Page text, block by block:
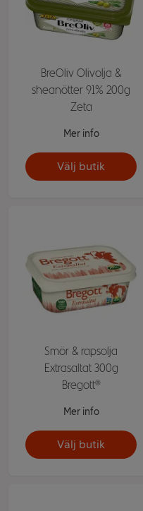
BreOliv Olivolja &
sheanötter 91% 200g
Zeta
Mer info
Välj butik
Smör & rapsolja
Extrasaltat 300g
Bregott®
Mer info
Välj butik